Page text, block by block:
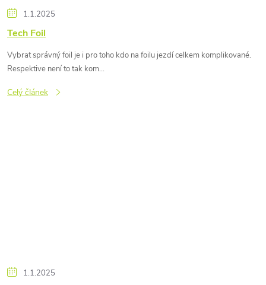
1.1.2025
Tech Foil
Vybrat správný foil je i pro toho kdo na foilu jezdí celkem komplikované.
Respektive není to tak kom...
Celý článek
1.1.2025